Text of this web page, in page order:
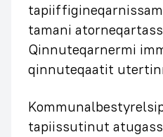
tamani
Qinnuteqarnermi
qinnuteqaatit
tapiissutinut